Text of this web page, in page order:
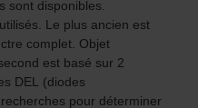
sont disponibles.
Le plus ancien est
complet. Objet
est basé sur 2
DEL (diodes
pour déterminer